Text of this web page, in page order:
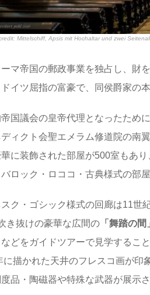
Mittelschiff, Apsis mit Hochaltar und zwei
マ帝国の郵政事業を独占し、財
イツ屈指の富豪で、同侯爵家の本
国議会の皇帝代理となったため
ディクト会聖エメラム修道院の南
に装飾された部屋が500室もあ
バロック・ロココ・古典様式の部
スク・ゴシック様式の回廊は11世
き抜けの豪華な広間の 「舞踏の間
などをガイドツアーで見学するこ
に描かれた天井のフレスコ画が印
品・陶磁器や特殊な武器が展示さ